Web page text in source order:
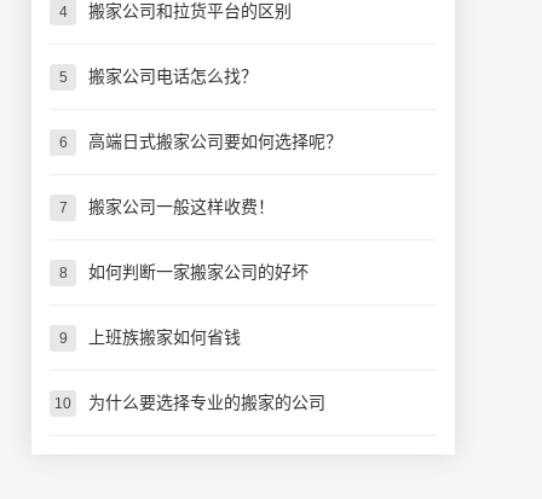
4 搬家公司和拉货平台的区别
5 搬家公司电话怎么找？
6 高端日式搬家公司要如何选择呢？
7 搬家公司一般这样收费！
8 如何判断一家搬家公司的好坏
9 上班族搬家如何省钱
10 为什么要选择专业的搬家的公司